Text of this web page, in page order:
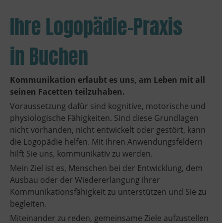
Ihre Logopädie-Praxis
in Buchen
Kommunikation erlaubt es uns, am Leben mit all
seinen Facetten teilzuhaben.
Voraussetzung dafür sind kognitive, motorische und
physiologische Fähigkeiten. Sind diese Grundlagen
nicht vorhanden, nicht entwickelt oder gestört, kann
die Logopädie helfen. Mit ihren Anwendungsfeldern
hilft Sie uns, kommunikativ zu werden.
Mein Ziel ist es, Menschen bei der Entwicklung, dem
Ausbau oder der Wiedererlangung ihrer
Kommunikationsfähigkeit zu unterstützen und Sie zu
begleiten.
Miteinander zu reden, gemeinsame Ziele aufzustellen